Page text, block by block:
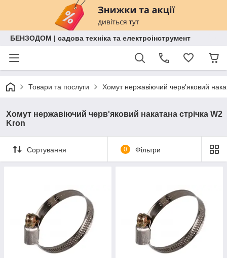
БЕНЗОДОМ | садова техніка та електроінструмент
Товари та послуги Хомут нержавіючий черв'яковий
Хомут нержавіючий черв'яковий накатана стрічка W2
Kron
Сортування 0 Фільтри